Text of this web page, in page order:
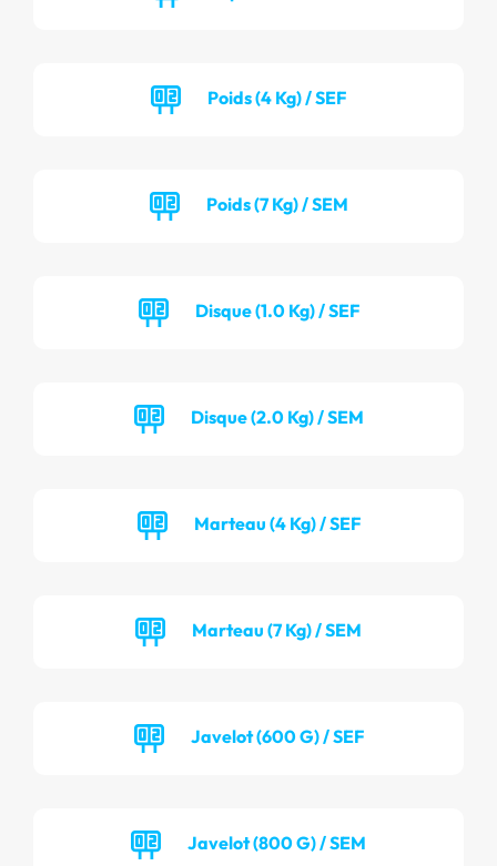
Poids (4 Kg) / SEF
Poids (7 Kg) / SEM
Disque (1.0 Kg) / SEF
Disque (2.0 Kg) / SEM
Marteau (4 Kg) / SEF
Marteau (7 Kg) / SEM
Javelot (600 G) / SEF
Javelot (800 G) / SEM